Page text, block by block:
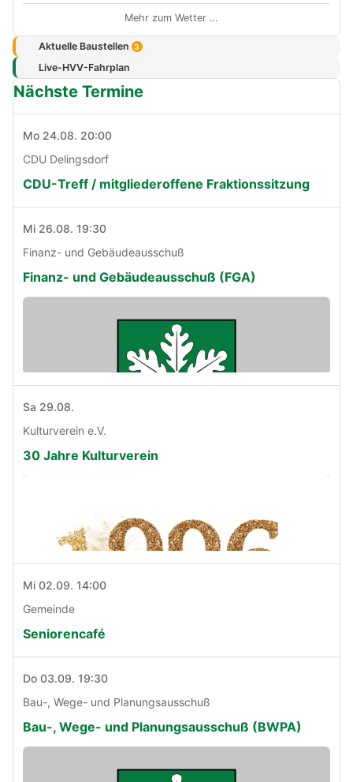
Mehr zum Wetter …
Aktuelle Baustellen 3
Live-HVV-Fahrplan
Nächste Termine
Mo 24.08. 20:00
CDU Delingsdorf
CDU-Treff / mitgliederoffene Fraktionssitzung
Mi 26.08. 19:30
Finanz- und Gebäudeausschuß
Finanz- und Gebäudeausschuß (FGA)
Sa 29.08.
Kulturverein e.V.
30 Jahre Kulturverein
Mi 02.09. 14:00
Gemeinde
Seniorencafé
Do 03.09. 19:30
Bau-, Wege- und Planungsausschuß
Bau-, Wege- und Planungsausschuß (BWPA)